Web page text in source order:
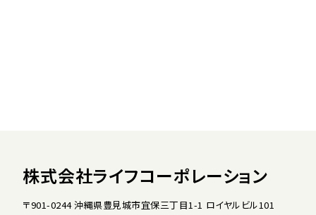
株式会社ライフコーポレーション
〒901-0244 沖縄県豊見城市宜保三丁目1-1 ロイヤルビル101